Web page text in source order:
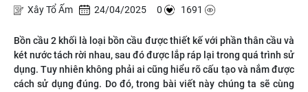
Xây Tổ Ấm 24/04/2025 0 1691
Bồn cầu 2 khối là loại bồn cầu được thiết kế với phần thân cầu và
két nước tách rời nhau, sau đó được lắp ráp lại trong quá trình sử
dụng. Tuy nhiên không phải ai cũng hiểu rõ cấu tạo và nắm được
cách sử dụng đúng. Do đó, trong bài viết này chúng ta sẽ cùng